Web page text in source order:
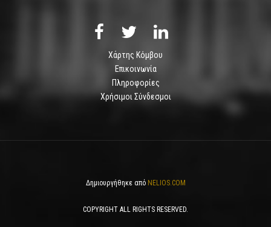
Χάρτης Κόμβου
Επικοινωνία
Πληροφορίες
Χρήσιμοι Σύνδεσμοι
Δημιουργήθηκε από NELIOS.COM
COPYRIGHT ALL RIGHTS RESERVED.